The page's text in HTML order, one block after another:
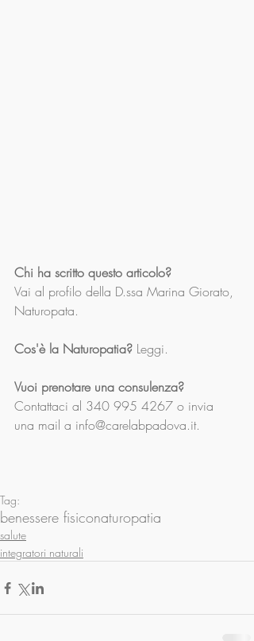
Chi ha scritto questo articolo?
Vai al profilo della D.ssa Marina Giorato,
Naturopata.
Cos'è la Naturopatia? Leggi.
Vuoi prenotare una consulenza?
Contattaci al 340 995 4267 o invia
una mail a info@carelabpadova.it.
Tag:
benessere fisiconaturopatia
salute
integratori naturali